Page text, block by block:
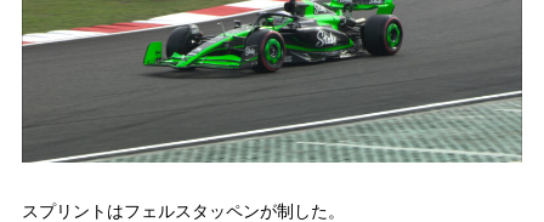
スプリントはフェルスタッペンが制した。